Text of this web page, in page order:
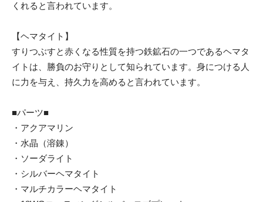
くれると言われています。
【ヘマタイト】
すりつぶすと赤くなる性質を持つ鉄鉱石の一つであるヘマタ
イトは、勝負のお守りとして知られています。身につける人
に力を与え、持久力を高めると言われています。
■パーツ■
・アクアマリン
・水晶（溶錬）
・ソーダライト
・シルバーヘマタイト
・マルチカラーヘマタイト